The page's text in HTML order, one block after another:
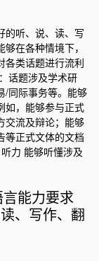
的听、说、读、写
在各种情境下，
各类话题进行流利
话题涉及学术研
/同际事务等。能够
如，能够参与正式
交流及辩论；能够
等正式文体的文档
力 能够听懂涉及
能力要求
、写作、翻